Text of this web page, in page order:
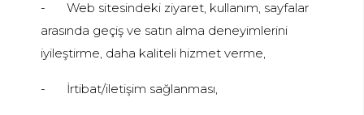
-
Web sitesindeki ziyaret, kullanım, sayfalar
arasında geçiş ve satın alma deneyimlerini
iyileştirme, daha kaliteli hizmet verme,
- İrtibat/iletişim sağlanması,